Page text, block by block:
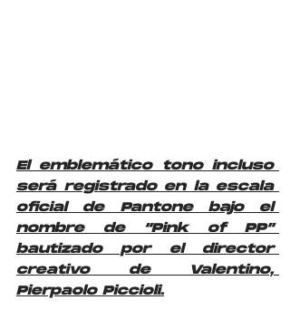
El emblemático tono incluso
será registrado en la escala
oficial de Pantone bajo el
nombre de “Pink of PP”
bautizado por el director
creativo de Valentino,
Pierpaolo Piccioli.